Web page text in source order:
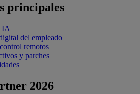
principales
IA
del empleado
remotos
y parches
2026